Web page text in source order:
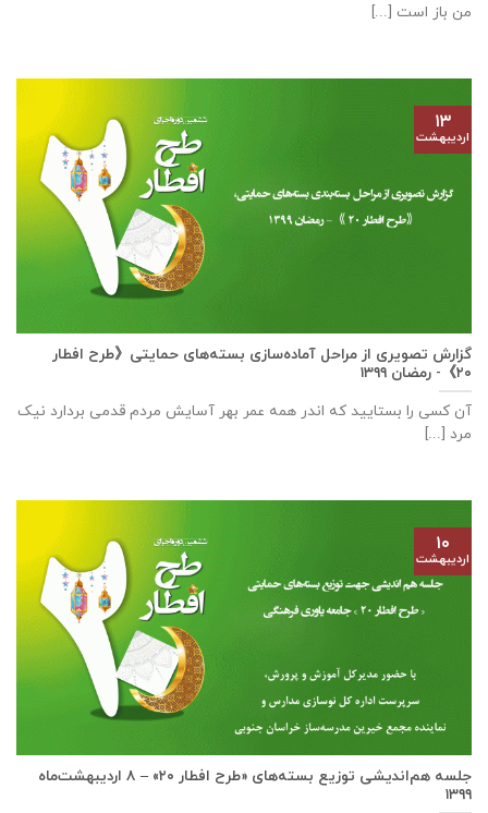
من باز است [...]
گزارش تصویری از مراحل آماده‌سازی بسته‌های حمایتی《طرح افطار
۲۰》- رمضان ۱۳۹۹
آن کسی را بستایید که اندر همه عمر بهر آسایش مردم قدمی بردارد نیک
مرد [...]
۱۳
اردیبهشت
جلسه هم‌اندیشی توزیع بسته‌های «طرح افطار ۲۰» – ۸ اردیبهشت‌ماه
۱۳۹۹
۱۰
اردیبهشت